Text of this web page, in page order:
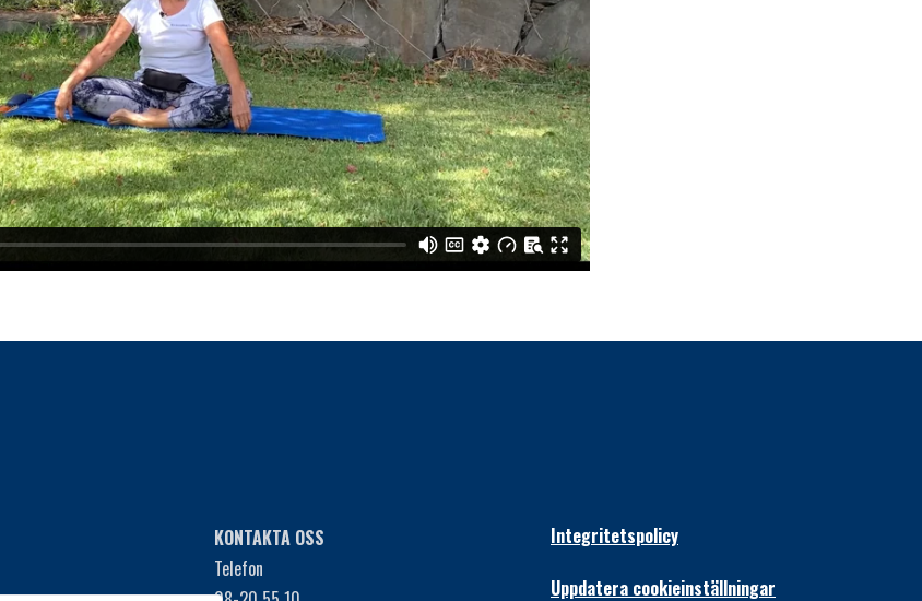
KONTAKTA OSS
Telefon
Integritetspolicy
Uppdatera cookieinställningar